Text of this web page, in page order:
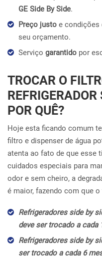
GE Side By Side.
Preço justo e condições
seu orçamento.
Serviço garantido por
TROCAR O
REFRIGERADOR
POR QUÊ?
Hoje esta ficando comum
filtro e dispenser de água
atenta ao fato de que esse
cuidados especiais para
odor e sem cheiro, a
é maior, fazendo com que
Refrigeradores side by
deve ser trocado a cada
Refrigeradores side by
ser trocado a cada 6